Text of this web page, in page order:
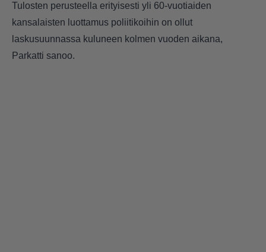
Tulosten perusteella erityisesti yli 60-vuotiaiden
kansalaisten luottamus poliitikoihin on ollut
laskusuunnassa kuluneen kolmen vuoden aikana,
Parkatti sanoo.